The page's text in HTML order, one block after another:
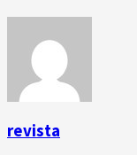
revista